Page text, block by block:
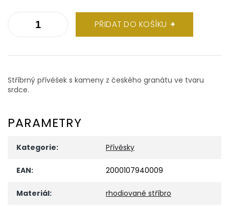
PŘIDAT DO KOŠÍKU
Stříbrný přívěšek s kameny z českého granátu ve tvaru
srdce.
PARAMETRY
Kategorie: Přívěsky
EAN: 2000107940009
Materiál: rhodiované stříbro